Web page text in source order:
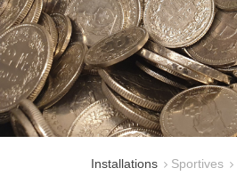
Installations Sportives